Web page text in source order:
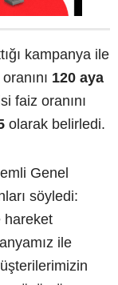
kampanya ile
120 aya
faiz oranını
olarak belirledi.
Genel
söyledi:
hareket
ile